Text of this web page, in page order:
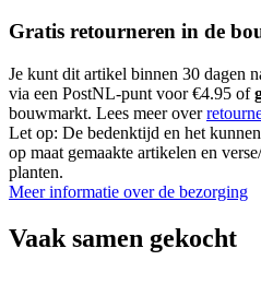
Gratis retourneren in de
Je kunt dit artikel binnen 30 dagen
via een PostNL-punt voor €4.95 of
bouwmarkt. Lees meer over
Let op: De bedenktijd en het
op maat gemaakte artikelen en
planten.
Meer informatie over de bezorging
Vaak samen gekocht